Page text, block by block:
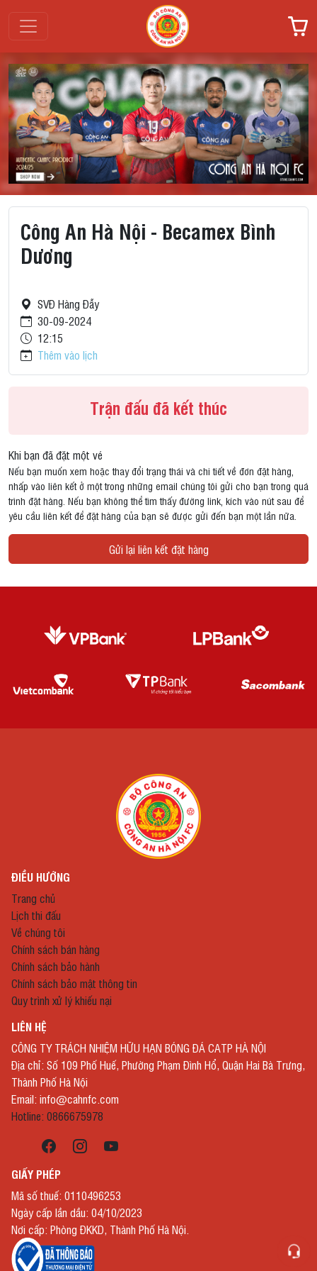
Công An Hà Nội - Becamex Bình
Dương
SVĐ Hàng Đẫy
30-09-2024
12:15
Thêm vào lịch
Trận đấu đã kết thúc
Khi bạn đã đặt một vé
Nếu bạn muốn xem hoặc thay đổi trạng thái và chi tiết về đơn đặt hàng,
nhấp vào liên kết ở một trong những email chúng tôi gửi cho bạn trong quá
trình đặt hàng. Nếu bạn không thể tìm thấy đường link, kích vào nút sau để
yêu cầu liên kết để đặt hàng của bạn sẽ được gửi đến bạn một lần nữa.
Gửi lại liên kết đặt hàng
ĐIỀU HƯỚNG
Trang chủ
Lịch thi đấu
Về chúng tôi
Chính sách bán hàng
Chính sách bảo hành
Chính sách bảo mật thông tin
Quy trình xử lý khiếu nại
LIÊN HỆ
CÔNG TY TRÁCH NHIỆM HỮU HẠN BÓNG ĐÁ CATP HÀ NỘI
Địa chỉ: Số 109 Phố Huế, Phường Phạm Đình Hổ, Quận Hai Bà Trưng,
Thành Phố Hà Nội
Email: info@cahnfc.com
Hotline: 0866675978
GIẤY PHÉP
Mã số thuế: 0110496253
Ngày cấp lần dầu: 04/10/2023
Nơi cấp: Phòng ĐKKD, Thành Phố Hà Nội.